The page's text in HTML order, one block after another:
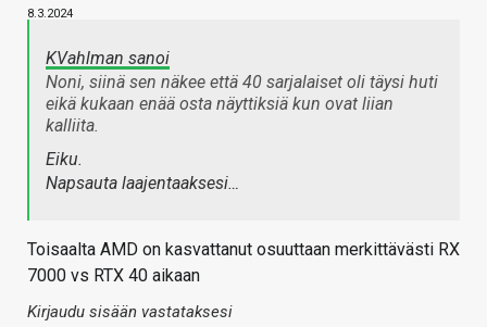
8.3.2024
KVahlman sanoi
Noni, siinä sen näkee että 40 sarjalaiset oli täysi huti
eikä kukaan enää osta näyttiksiä kun ovat liian
kalliita.
Eiku.
Napsauta laajentaaksesi…
Toisaalta AMD on kasvattanut osuuttaan merkittävästi RX
7000 vs RTX 40 aikaan
Kirjaudu sisään vastataksesi